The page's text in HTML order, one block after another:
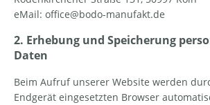
eMail: office@bodo-manufakt.de
2. Erhebung und Speicherung
Daten
Beim Aufruf unserer Website werden
Endgerät eingesetzten Browser